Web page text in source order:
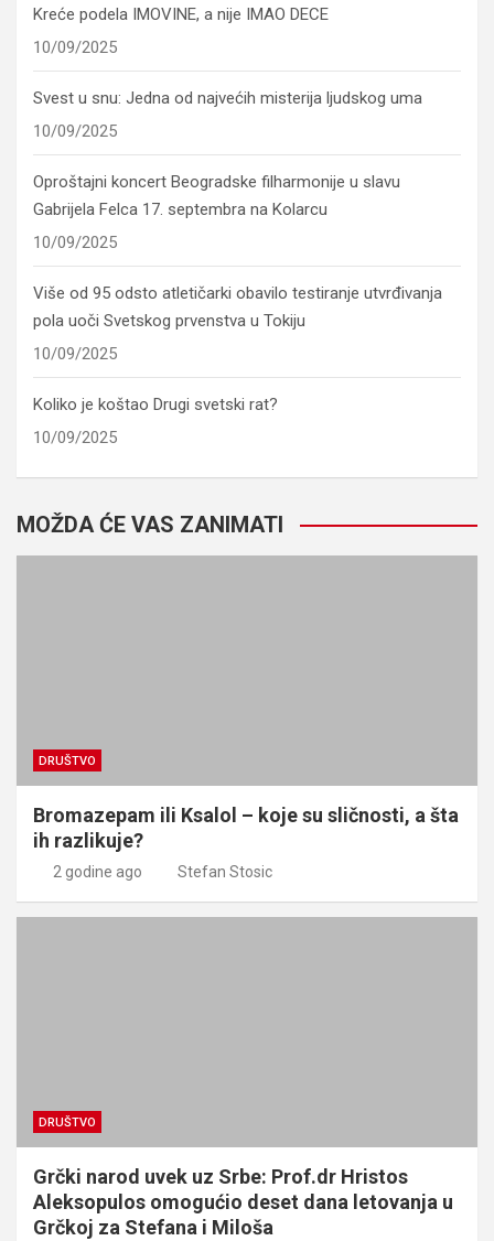
Kreće podela IMOVINE, a nije IMAO DECE
10/09/2025
Svest u snu: Jedna od najvećih misterija ljudskog uma
10/09/2025
Oproštajni koncert Beogradske filharmonije u slavu
Gabrijela Felca 17. septembra na Kolarcu
10/09/2025
Više od 95 odsto atletičarki obavilo testiranje utvrđivanja
pola uoči Svetskog prvenstva u Tokiju
10/09/2025
Koliko je koštao Drugi svetski rat?
10/09/2025
MOŽDA ĆE VAS ZANIMATI
DRUŠTVO
Bromazepam ili Ksalol – koje su sličnosti, a šta
ih razlikuje?
2 godine ago Stefan Stosic
DRUŠTVO
Grčki narod uvek uz Srbe: Prof.dr Hristos
Aleksopulos omogućio deset dana letovanja u
Grčkoj za Stefana i Miloša